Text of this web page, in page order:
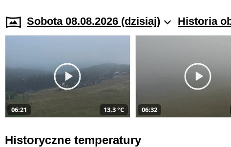
Sobota 08.08.2026 (dzisiaj) Historia
06:21 13,3 °C 06:32
Historyczne temperatury